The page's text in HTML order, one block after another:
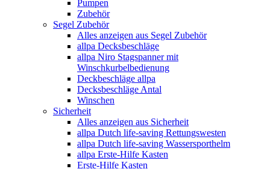
Pumpen
Zubehör
Segel Zubehör
Alles anzeigen aus Segel Zubehör
allpa Decksbeschläge
allpa Niro Stagspanner mit
Winschkurbelbedienung
Deckbeschläge allpa
Decksbeschläge Antal
Winschen
Sicherheit
Alles anzeigen aus Sicherheit
allpa Dutch life-saving Rettungswesten
allpa Dutch life-saving Wassersporthelm
allpa Erste-Hilfe Kasten
Erste-Hilfe Kasten